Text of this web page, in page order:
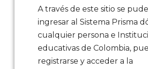
A través de este sitio se pude
ingresar al Sistema Prisma
cualquier persona e
educativas de Colombia,
registrarse y acceder a la